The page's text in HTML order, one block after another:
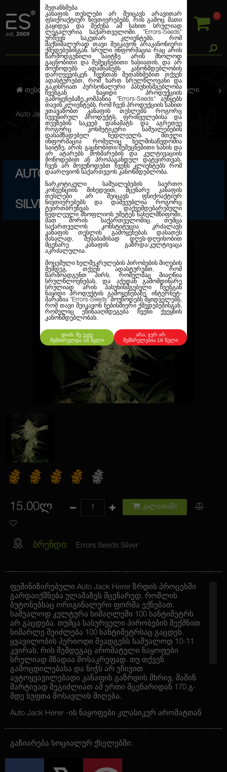
0
შეთანხმება
კანაფის თესლები არ შეიცავს არავითარ
ფსიქოაქტიურ ნივთიერებებს, რის გამოც მათი
გაყიდვა და შეძენა ამ სახით სრულიად
ლეგალურია საქართველოში. "Errors-Seeds"
ურჩევს საკუთარ კლიენტებს, რომ
მაქსიმალურად თავი შეიკავონ არაკანონიერი
ქმედებებისგან. სრული ინფორმაცია რაც არის
წარმოდგენილი საიტზე არის მხოლოდ
გაცნობითი და შემეცნებითი ხასიათის, და არ
მოუწოდებს ადამიანებს კანონმდებლობის
დარღვევისკენ. ჩვენთან შეთანხმებით თქვენ
ადასტურებთ, რომ ხართ სრულწლოვანი და
გაკისრიათ პერსონალური პასუხისმგებლობა
ჩვენგან ნაყიდი პროდუქციის
გამოყენებაზე.კომპანია
"Errors-Seeds" აუწყებს
თავის კლიენტებს, რომ ჩვენ პროდუქციის სახით
ვთავაზობთ კანაფის თესლებს როგორც
სუვენირულ პროდუქტს, ფრინველებისა და
თევზების საკვებ დანამატს და აგრეთვე
როგორც კოსმეტიკური საშუალებების
დასამზადებელ ნედლეულს. მთელი
ინფორმაცია რომელიც ხელმისაწვდომია
საიტზე, არის გაცნობითი/შემეცნებითი სახის და
არ ატარებს მოხმარების და კულტივაციის
მოწოდებით ან პროპაგანდულ დატვირთვას.
ჩვენ არ მოვუწოდებთ ჩვენს კლიენტებს რომ
დაარღვიონ საქართვეოს კანონმდებლობა.
ნარკოტიკული საშუალებების საერთო
კონვენციის მიხედვით, მცენარე კანაფის
თესლები არ შეიცავს ფსიქოაქტიურ
ნივთიერებებს და დაშვეუბლია როგორც
ტვირთბრუნვას დაქვემდებარებული
ნედლეული მსოფლიოს უმეტეს სახელმწიფოში,
მათ შორის საქართველოშიც. თუმცა
საქართველოს კონსტიტუცია კრძალავს
კანაფის თესლის გამოყენებას დასათეს
მასალად, შესაბამისად დღეს-დღეისობით
მცენარე კანაფის გაზრდა/კულტივაცა
აკრძალულია.
მოცემული ხელშეკრულების პირობების მიღების
შემდეგ, თქვენ ადასტურებთ, რომ
წარმოადგენთ პირს, რომელმაც მიაღწია
სრულწლოვნებას, და აქედან გამომდინარე
სრულიად არის პასუხისმგებელი ჩვენგან
ნაყიდი პროდუქტის გამოყენებაზე. ინტერნეტ-
მარაზია "Errors-Seeds" მოუწოდებს მყიდველებს,
რომ თავი შეიკავონ ნებისმიერი ქმედებებისგან,
რომელიც ეწინააღმდეგება ჩვენი ქვეყნის
კანონმდებლობას.
დიახ, მე უკვე
შემისრულდა 18 წელი
არა, ჯერ არ
შემსრულებია 18 წელი
თესლების კანაფი ავტო. ფემინიზირებული
Auto Jack Herer Feminised Silver
AUTO JACK HERER FEMINISED
SILVER
15.00ლ კალათაში
ბრენდი: Errors Seeds Silver
ფემინიზირებული Auto Jack Herer ზრდის პროცესში
გარდაიქმნება ულამაზეს მცენარედ, რომლის
ბუტონებსაც ორიგინალური ფორმა ექნებათ.
საშუალოდ კულტურა სიმაღლეში 100 სანტიმეტრს
არ გაცდება. თუმცა სასურველი პირობების შექმნით
სიმარლე შეიძლება 100 სანტიმეტრსაც გაცდეს.
ყვავილობის პერიოდი შეადგენს საშუალოდ 10-11
კვირას, რის შემდეგაც არომატული ნაყოფები
სრულიად მზადაა მოსაკრეფად. თუ თქვენ
გამოცდილებასა და ნიჭს არ უჩივით
ავტოყვავილებადი კანაფის გაზრდის მხრივ, მაშინ
მარტივად შეგიძლიათ ამ ერთი მცენარიდან 170 გ-
მდე სუფთა მოსავლის მიღება.
Auto Jack Herer -ის ნაყოფები კლასიკურ არომატთან
ილუზიას შეგიქმნით. ჰიბრიდში სატივური გენების
არსებობა მას ძლიერ ცერებრალურ ეფექტს
ანიჭებს, რომელიც სხეულზე ღრმა ზემოქმედებას
ახდენს. ამ მასიურ ეფექტს თან ერთვის
გაზიარება სოციალურ ქსელებში: